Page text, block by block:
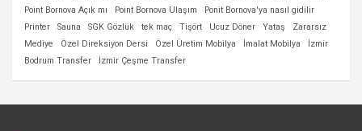
Point Bornova Açık mı
Point Bornova Ulaşım
Ponit Bornova'ya nasıl gidilir
Printer
Sauna SGK Gözlük tek maç Tişört Ucuz Döner Yataş
Zararsız
Mediye
Özel Direksiyon Dersi Özel Üretim Mobilya İmalat Mobilya
İzmir
Bodrum Transfer
İzmir Çeşme Transfer